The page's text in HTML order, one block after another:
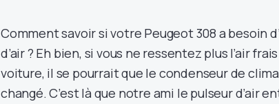
Comment savoir si votre Peugeot 308 a besoin
d’air ? Eh bien, si vous ne ressentez plus l’air
voiture, il se pourrait que le condenseur de
changé. C’est là que notre ami le pulseur d’air